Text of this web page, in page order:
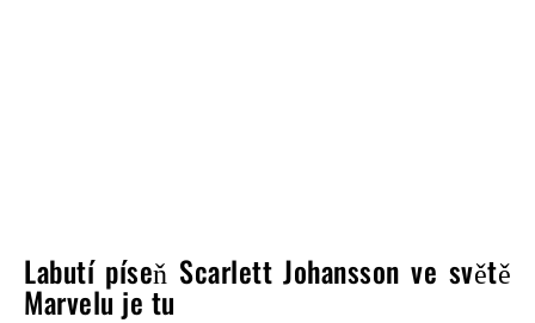
Labutí píseň Scarlett Johansson ve světě
Marvelu je tu